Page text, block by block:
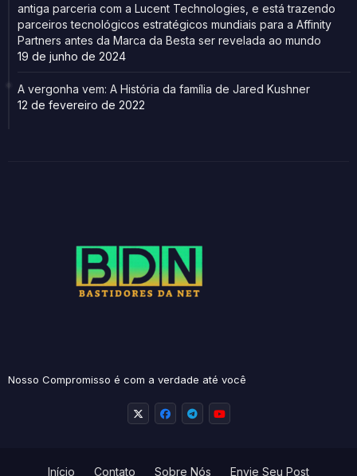
antiga parceria com a Lucent Technologies, e está trazendo
parceiros tecnológicos estratégicos mundiais para a Affinity
Partners antes da Marca da Besta ser revelada ao mundo
19 de junho de 2024
A vergonha vem: A História da família de Jared Kushner
12 de fevereiro de 2022
Nosso Compromisso é com a verdade até você
Início Contato Sobre Nós Envie Seu Post